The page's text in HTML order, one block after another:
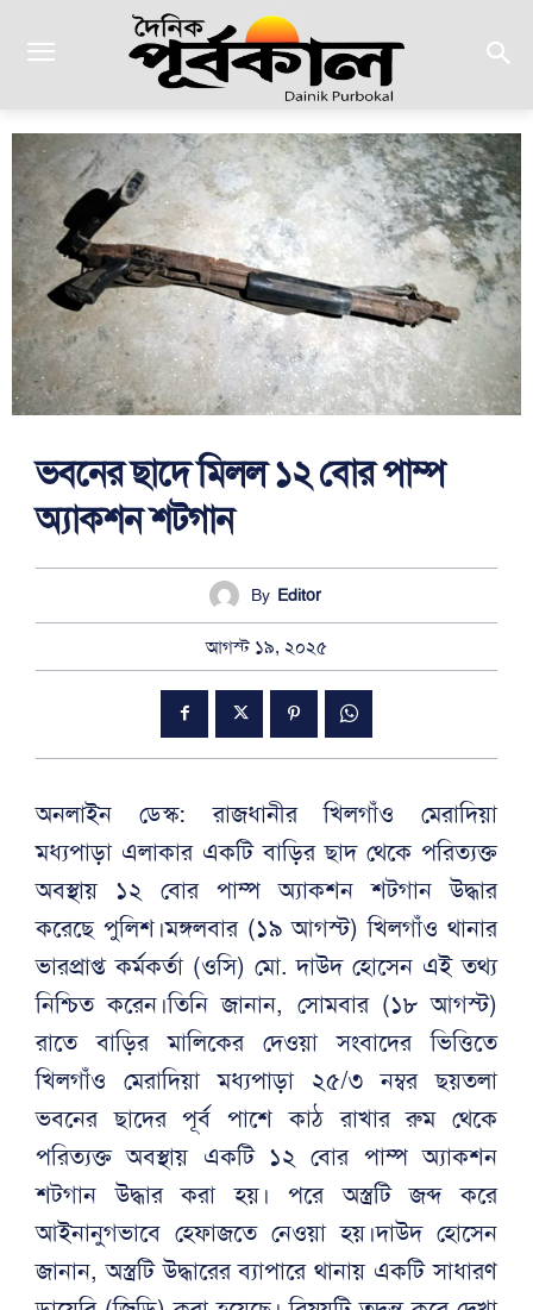
ভবনের ছাদে মিলল ১২ বোর পাম্প
অ্যাকশন শটগান
By Editor
আগস্ট ১৯, ২০২৫
অনলাইন ডেস্ক: রাজধানীর খিলগাঁও মেরাদিয়া
মধ্যপাড়া এলাকার একটি বাড়ির ছাদ থেকে পরিত্যক্ত
অবস্থায় ১২ বোর পাম্প অ্যাকশন শটগান উদ্ধার
করেছে পুলিশ।মঙ্গলবার (১৯ আগস্ট) খিলগাঁও থানার
ভারপ্রাপ্ত কর্মকর্তা (ওসি) মো. দাউদ হোসেন এই তথ্য
নিশ্চিত করেন।তিনি জানান, সোমবার (১৮ আগস্ট)
রাতে বাড়ির মালিকের দেওয়া সংবাদের ভিত্তিতে
খিলগাঁও মেরাদিয়া মধ্যপাড়া ২৫/৩ নম্বর ছয়তলা
ভবনের ছাদের পূর্ব পাশে কাঠ রাখার রুম থেকে
পরিত্যক্ত অবস্থায় একটি ১২ বোর পাম্প অ্যাকশন
শটগান উদ্ধার করা হয়। পরে অস্ত্রটি জব্দ করে
আইনানুগভাবে হেফাজতে নেওয়া হয়।দাউদ হোসেন
জানান, অস্ত্রটি উদ্ধারের ব্যাপারে থানায় একটি সাধারণ